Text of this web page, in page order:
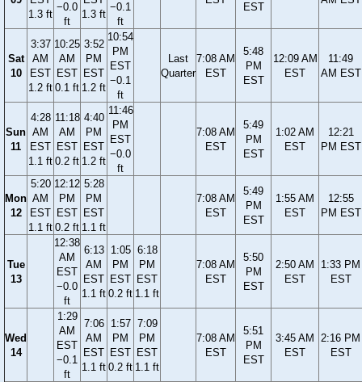
1.3 ft
−0.0
ft
1.3 ft
−0.1
ft
EST
Sat
10
3:37
AM
EST
1.2 ft
10:25
AM
EST
0.1 ft
3:52
PM
EST
1.2 ft
10:54
PM
EST
−0.1
ft
Last
Quarter
7:08 AM
EST
5:48
PM
EST
12:09 AM
EST
11:49
AM EST
Sun
11
4:28
AM
EST
1.1 ft
11:18
AM
EST
0.2 ft
4:40
PM
EST
1.2 ft
11:46
PM
EST
−0.0
ft
7:08 AM
EST
5:49
PM
EST
1:02 AM
EST
12:21
PM EST
Mon
12
5:20
AM
EST
1.1 ft
12:12
PM
EST
0.2 ft
5:28
PM
EST
1.1 ft
7:08 AM
EST
5:49
PM
EST
1:55 AM
EST
12:55
PM EST
Tue
13
12:38
AM
EST
−0.0
ft
6:13
AM
EST
1.1 ft
1:05
PM
EST
0.2 ft
6:18
PM
EST
1.1 ft
7:08 AM
EST
5:50
PM
EST
2:50 AM
EST
1:33 PM
EST
Wed
14
1:29
AM
EST
−0.1
ft
7:06
AM
EST
1.1 ft
1:57
PM
EST
0.2 ft
7:09
PM
EST
1.1 ft
7:08 AM
EST
5:51
PM
EST
3:45 AM
EST
2:16 PM
EST